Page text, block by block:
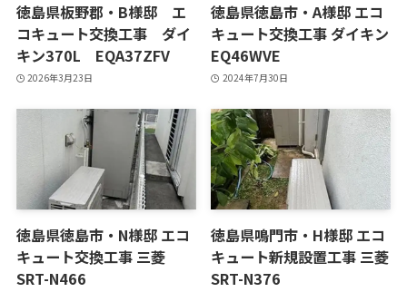
徳島県板野郡・B様邸 エ
コキュート交換工事 ダイ
キン370L EQA37ZFV
2026年3月23日
徳島県徳島市・A様邸 エコ
キュート交換工事 ダイキン
EQ46WVE
2024年7月30日
徳島県徳島市・N様邸 エコ
キュート交換工事 三菱
SRT-N466
徳島県鳴門市・H様邸 エコ
キュート新規設置工事 三菱
SRT-N376